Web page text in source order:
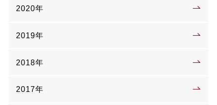
2020年
2019年
2018年
2017年